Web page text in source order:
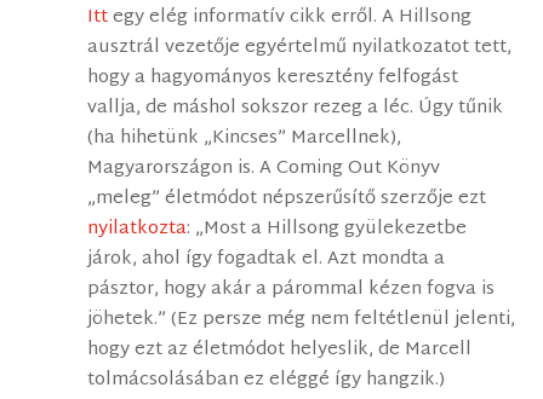
Ittegy elég informatív cikk erről. A Hillsong
ausztrál vezetője egyértelmű nyilatkozatot tett,
hogy a hagyományos keresztény felfogást
vallja, de máshol sokszor rezeg a léc. Úgy tűnik
(ha hihetünk „Kincses” Marcellnek),
Magyarországon is. A Coming Out Könyv
„meleg” életmódot népszerűsítő szerzője ezt
nyilatkozta: „Most a Hillsong gyülekezetbe
járok, ahol így fogadtak el. Azt mondta a
pásztor, hogy akár a párommal kézen fogva is
jöhetek.” (Ez persze még nem feltétlenül jelenti,
hogy ezt az életmódot helyeslik, de Marcell
tolmácsolásában ez eléggé így hangzik.)